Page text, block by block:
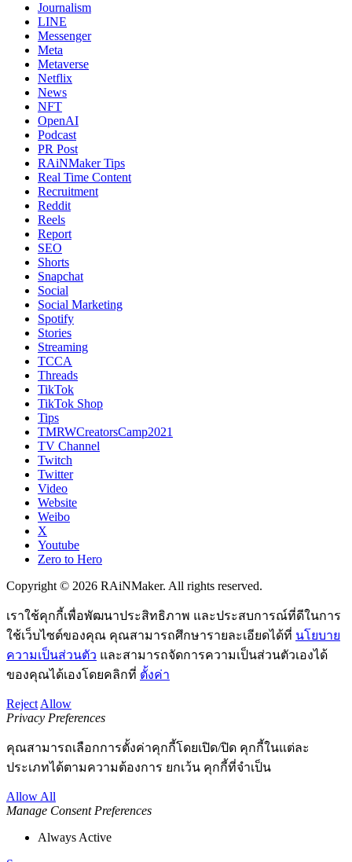
Journalism
LINE
Messenger
Meta
Metaverse
Netflix
News
NFT
OpenAI
Podcast
PR Post
RAiNMaker Tips
Real Time Content
Recruitment
Reddit
Reels
Report
SEO
Shorts
Snapchat
Social
Social Marketing
Spotify
Stories
Streaming
TCCA
Threads
TikTok
TikTok Shop
Tips
TMRWCreatorsCamp2021
TV Channel
Twitch
Twitter
Video
Website
Weibo
X
Youtube
Zero to Hero
Copyright © 2026 RAiNMaker. All rights reserved.
เราใช้คุกกี้เพื่อพัฒนาประสิทธิภาพ และประสบการณ์ที่ดีในการ
ใช้เว็บไซต์ของคุณ คุณสามารถศึกษารายละเอียดได้ที่ นโยบาย
ความเป็นส่วนตัว และสามารถจัดการความเป็นส่วนตัวเองได้
ของคุณได้เองโดยคลิกที่ ตั้งค่า
Reject Allow
Privacy Preferences
คุณสามารถเลือกการตั้งค่าคุกกี้โดยเปิด/ปิด คุกกี้ในแต่ละ
ประเภทได้ตามความต้องการ ยกเว้น คุกกี้ที่จำเป็น
Allow All
Manage Consent Preferences
Always Active